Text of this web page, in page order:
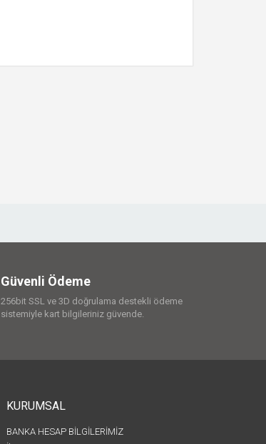
Güvenli Ödeme
256bit SSL ve 3D doğrulama destekli ödeme
sistemiyle kart bilgileriniz güvende.
KURUMSAL
BANKA HESAP BİLGİLERİMİZ